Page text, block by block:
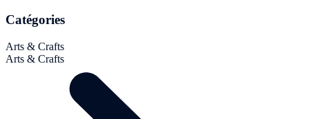
Catégories
Arts & Crafts
Arts & Crafts